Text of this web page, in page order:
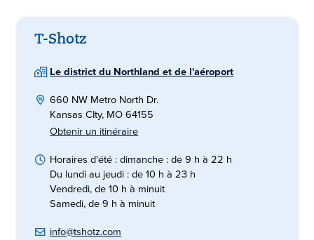
T-Shotz
Le district du Northland et de l'aéroport
660 NW Metro North Dr.
Kansas CIty, MO 64155
Obtenir un itinéraire
Horaires d'été : dimanche : de 9 h à 22 h
Du lundi au jeudi : de 10 h à 23 h
Vendredi, de 10 h à minuit
Samedi, de 9 h à minuit
info@tshotz.com